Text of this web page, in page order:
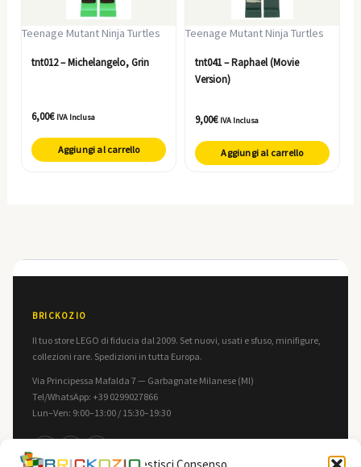
Teenage Mutant Ninja Turtles
tnt012 – Michelangelo, Grin
6,00€ IVA Inclusa
Aggiungi al carrello
Teenage Mutant Ninja Turtles
tnt041 – Raphael (Movie
Version)
9,00€ IVA Inclusa
Aggiungi al carrello
BRICKOZIO
Il tuo store LEGO di fiducia dal 2009. Set nuovi, usati e sfuso, minifigure,
collezioni rare. Spedizioni in tutta Europa.
Via Principessa Mafalda 7 — Garbagnate Milanese (MI)
Tel/WhatsApp: +39 0299027866
Lun–Ven: 9:00–13:00 / 15:30–19:30